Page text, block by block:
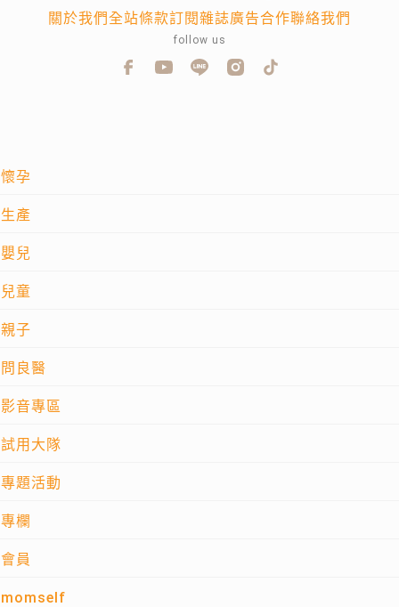
懷孕
生產
嬰兒
兒童
親子
問良醫
影音專區
試用大隊
專題活動
專欄
會員
momself
關於我們全站條款訂閱雜誌廣告合作聯絡我們
follow us